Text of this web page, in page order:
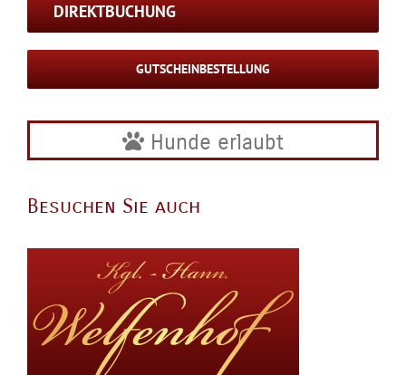
DIREKTBUCHUNG
GUTSCHEINBESTELLUNG
Hunde erlaubt
Besuchen Sie auch